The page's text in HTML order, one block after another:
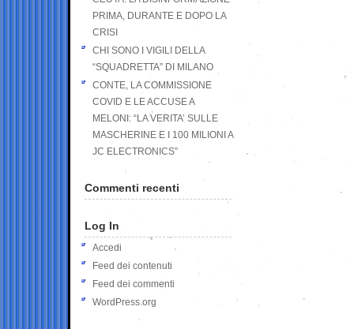
PRIMA, DURANTE E DOPO LA
CRISI
CHI SONO I VIGILI DELLA
“SQUADRETTA” DI MILANO
CONTE, LA COMMISSIONE
COVID E LE ACCUSE A
MELONI: “LA VERITA’ SULLE
MASCHERINE E I 100 MILIONI A
JC ELECTRONICS”
Commenti recenti
Log In
Accedi
Feed dei contenuti
Feed dei commenti
WordPress.org